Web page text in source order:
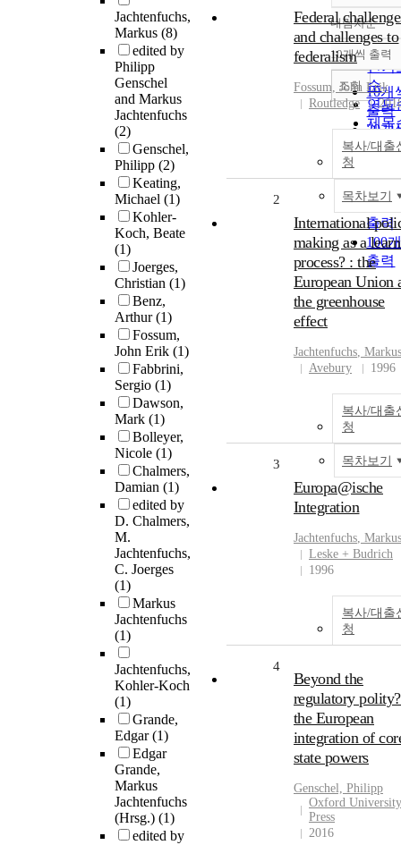
Jachtenfuchs,
Markus (8)
edited by
Philipp
Genschel
and Markus
Jachtenfuchs
(2)
Genschel,
Philipp (2)
Keating,
Michael (1)
Kohler-
Koch, Beate
(1)
Joerges,
Christian (1)
Benz,
Arthur(1)
Fossum,
John Erik (1)
Fabbrini,
Sergio (1)
Dawson,
Mark (1)
Bolleyer,
Nicole (1)
Chalmers,
Damian (1)
edited by
D. Chalmers,
M.
Jachtenfuchs,
C. Joerges
(1)
Markus
Jachtenfuchs
(1)
Jachtenfuchs,
Kohler-Koch
(1)
Grande,
Edgar(1)
Edgar
Grande,
Markus
Jachtenfuchs
(Hrsg.) (1)
edited by
정확
순
인기
순
연도
제목
저자
관순
내림차순
내림
10개씩 출력
10개
출력
20개
출력
50개
출력
100
출력
조회
Federal
and challenges to
federalism
Fossum, John Erik
Routledge
복사/대출
청
목차보기
2
International
making as a
process? : the
European Union
the greenhouse
effect
Jachtenfuchs, Markus
Avebury
1996
복사/대출
청
목차보기
3
Europa@ische
Integration
Jachtenfuchs, Markus
Leske + Budrich
1996
복사/대출
청
4
Beyond the
regulatory
the European
integration of
state powers
Genschel, Philipp
Oxford University
Press
2016